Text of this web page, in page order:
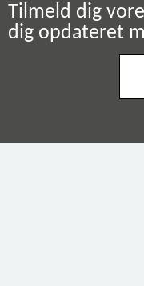
Tilmeld dig
dig opdateret